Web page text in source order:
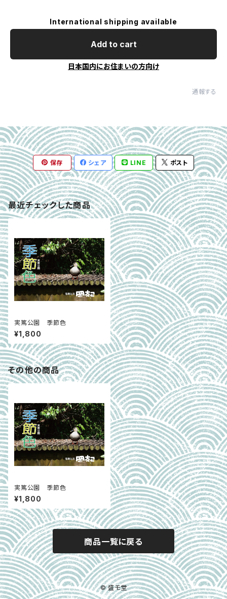
International shipping available
Add to cart
日本国内にお住まいの方向け
通報する
保存 シェア LINE ポスト
最近チェックした商品
実篤公園 季節色
¥1,800
その他の商品
実篤公園 季節色
¥1,800
商品一覧に戻る
© 盛モ堂